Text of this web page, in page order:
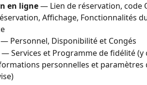
en ligne — Lien de réservation, code
Affichage, Fonctionnalités
— Personnel, Disponibilité et Congés
— Services et Programme de fidélité (y
personnelles et paramètres